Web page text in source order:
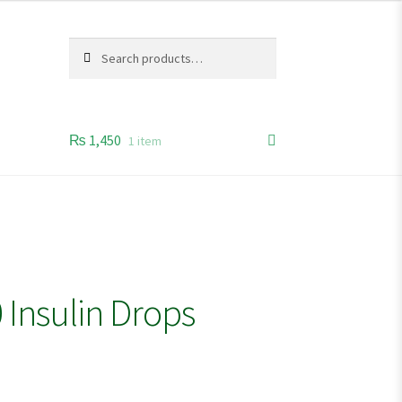
for:
₨ 1,450 1 item
Insulin Drops